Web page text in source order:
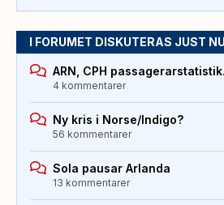
I FORUMET DISKUTERAS JUST NU
ARN, CPH
4 kommentarer
Ny kris i Norse/Indigo?
56 kommentarer
Sola pausar Arlanda
13 kommentarer